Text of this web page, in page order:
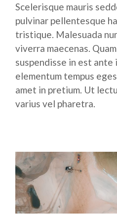
Scelerisque mauris
pulvinar pellentesque
tristique. Malesuada
viverra maecenas.
suspendisse in est ante
elementum tempus
amet in pretium. Ut
varius vel pharetra.